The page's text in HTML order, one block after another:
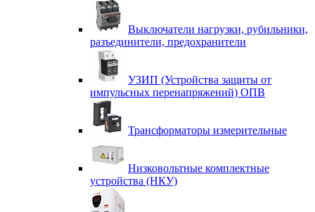
Выключатели нагрузки, рубильники,
разъединители, предохранители
УЗИП (Устройства защиты от
импульсных перенапряжений) ОПВ
Трансформаторы измерительные
Низковольтные комплектные
устройства (НКУ)